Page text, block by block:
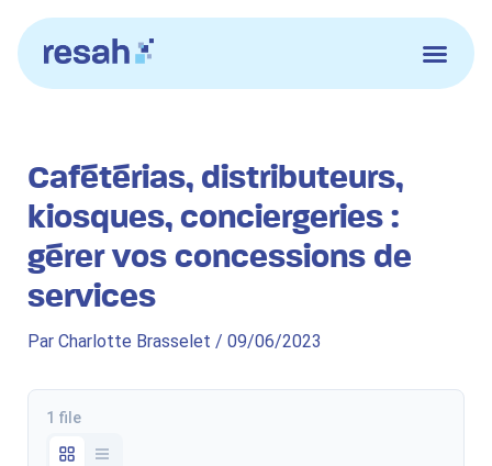
contenu
Cafétérias, distributeurs,
kiosques, conciergeries :
gérer vos concessions de
services
Par Charlotte Brasselet / 09/06/2023
1 file